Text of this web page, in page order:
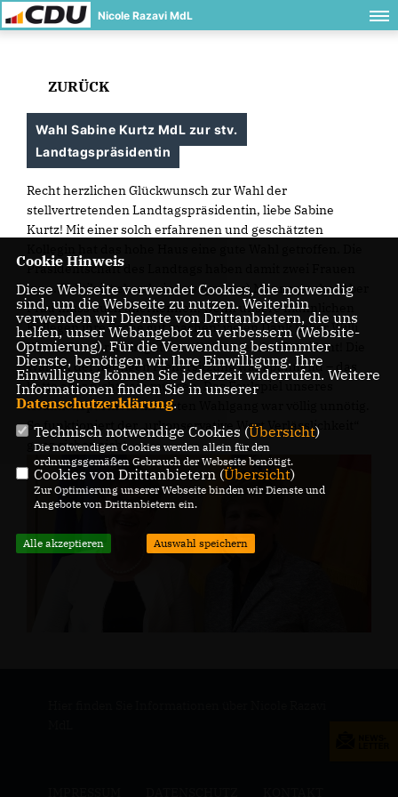
Nicole Razavi MdL
ZURÜCK
Wahl Sabine Kurtz MdL zur stv.
Landtagspräsidentin
Recht herzlichen Glückwunsch zur Wahl der
stellvertretenden Landtagspräsidentin, liebe Sabine
Kurtz! Mit einer solch erfahrenen und geschätzten
Präsidentschaft des Landtags haben damit zwei Frauen
inne. Politik ist eben keineswegs (nur) Männersache. Aber
Frau muss auch anerkennen, wenn unsere männlichen
Kollegen ihre Sache gut machen: vielen Dank lieber Willi
Klenk, Du warst ein guter stellvertretender Präsident! Die
Wahl in der heutigen Plenarsitzung war spannend – das
hätte aber nicht sein müssen. Das Foulspiel unseres
Koalitionspartners im ersten Wahlgang war völlig unnötig.
So funktioniert der „urkonservative Wert Verlässlichkeit“
ganz sicher nicht. .
Cookie Hinweis
Diese Webseite verwendet Cookies, die notwendig
sind, um die Webseite zu nutzen. Weiterhin
verwenden wir Dienste von Drittanbietern, die uns
helfen, unser Webangebot zu verbessern (Website-
Optmierung). Für die Verwendung bestimmter
Dienste, benötigen wir Ihre Einwilligung. Ihre
Einwilligung können Sie jederzeit widerrufen. Weitere
Informationen finden Sie in unserer
Datenschutzerklärung.
Technisch notwendige Cookies (Übersicht)
Die notwendigen Cookies werden allein für den
ordnungsgemäßen Gebrauch der Webseite benötigt.
Cookies von Drittanbietern (Übersicht)
Zur Optimierung unserer Webseite binden wir Dienste und
Angebote von Drittanbietern ein.
Alle akzeptieren Auswahl speichern